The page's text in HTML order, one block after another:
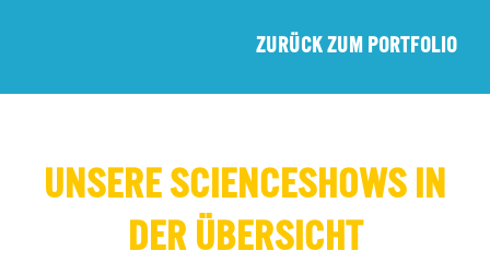
ZURÜCK ZUM PORTFOLIO
UNSERE SCIENCESHOWS IN
DER ÜBERSICHT